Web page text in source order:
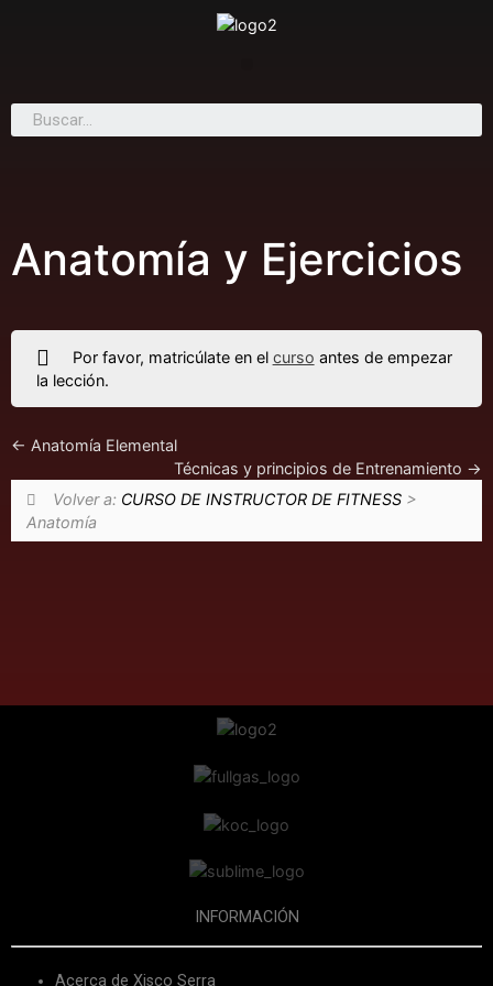
Anatomía y Ejercicios
Por favor, matricúlate en el curso antes de empezar
la lección.
Anatomía Elemental
Técnicas y principios de Entrenamiento
Volver a: CURSO DE INSTRUCTOR DE FITNESS>
Anatomía
INFORMACIÓN
Acerca de Xisco Serra